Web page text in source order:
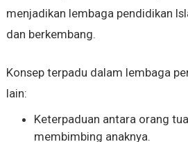
menjadikan lembaga pendidikan
dan berkembang.
Konsep terpadu dalam lembaga
lain:
Keterpaduan antara orang
membimbing anaknya.